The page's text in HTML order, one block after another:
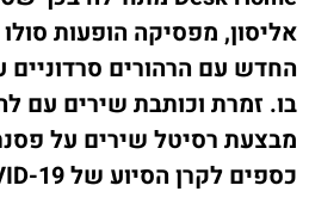
אליסון, מפסיקה הופעות
החדש עם הרהורים
בו. זמרת וכותבת שירים עם
מבצעת רסיטל שירים על
כספים לקרן הסיוע של Musicares COVID-19.